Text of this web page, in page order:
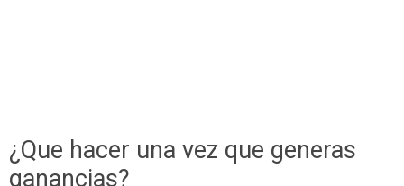
¿Que hacer una vez que generas
ganancias?